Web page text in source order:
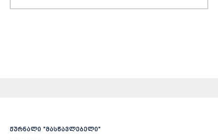
ჟურნალი ”მასწავლებელი”